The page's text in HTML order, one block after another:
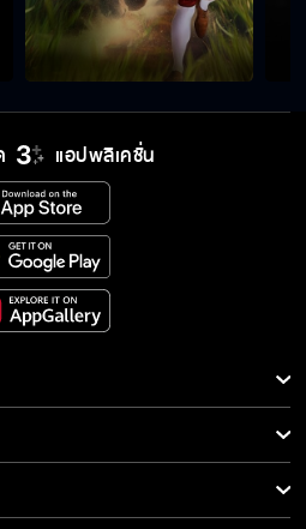
านแล้วเป็นยังไงบ้าง
าพิธีกรชายมาช่วยตะวันขายของ
สั่งนะแต่ฉันเตือน
ทำให้เรากล้าเดินบนเส้นทางของตัวเอง
แอปพลิเคชั่น